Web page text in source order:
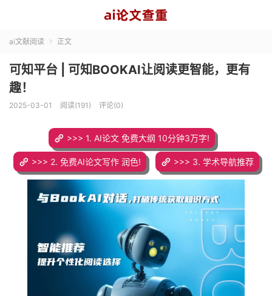
ai文献阅读  正文
可知平台 | 可知BOOKAI让阅读更智能，更有
趣！
2025-03-01 阅读(191) 评论(0)
>>> 1. AI论文 免费大纲 10分钟3万字!
>>> 2. 免费AI论文写作 润色! >>> 3. 学术导航推荐